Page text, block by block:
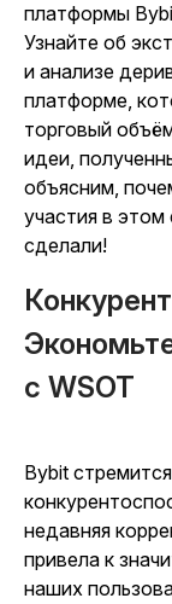
платформы
Узнайте об
и анализе
платформе,
торговый
идеи,
объясним,
участия в
сделали!
с WSOT
Bybit
недавняя
привела к
наших